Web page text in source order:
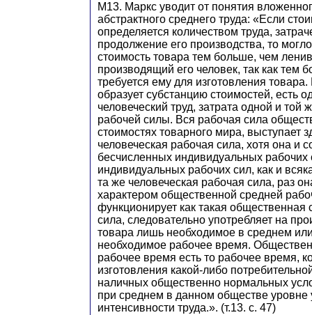
М13. Маркс уводит от понятия
абстрактного среднего труда: «Если
определяется количеством труда,
продолжение его производства, то
стоимость товара тем больше, чем
производящий его человек, так как тем
требуется ему для изготовления
образует субстанцию стоимостей, есть
человеческий труд, затрата одной и той
рабочей силы. Вся рабочая сила
стоимостях товарного мира, выступает
человеческая рабочая сила, хотя она и
бесчисленных индивидуальных рабочих
индивидуальных рабочих сил, как и
та же человеческая рабочая сила, раз
характером общественной средней
функционирует как такая общественная
сила, следовательно употребляет на
товара лишь необходимое в среднем
необходимое рабочее время.
рабочее время есть то рабочее время,
изготовления какой-либо
наличных общественно нормальных
при среднем в данном обществе уровне
интенсивности труда.». (т.13. с. 47)